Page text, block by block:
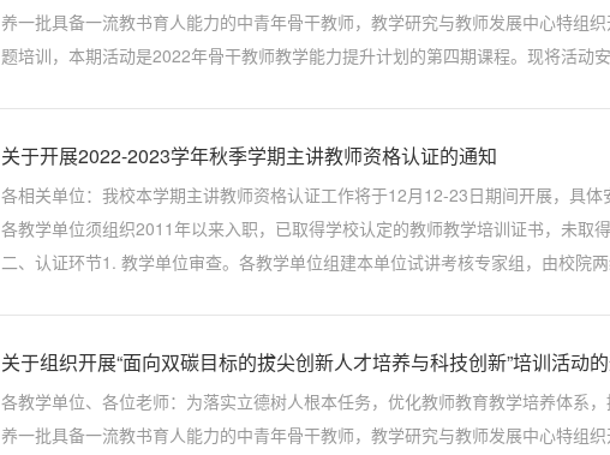
养一批具备一流教书育人能力的中青年骨干教师，教学研究与教师发展中心特组
题培训，本期活动是2022年骨干教师教学能力提升计划的第四期课程。现将活动
关于开展2022-2023学年秋季学期主讲教师资格认证的通知
各相关单位：我校本学期主讲教师资格认证工作将于12月12-23日期间开展，具
各教学单位须组织2011年以来入职，已取得学校认定的教师教学培训证书，未取
二、认证环节1. 教学单位审查。各教学单位组建本单位试讲考核专家组，由校院
关于组织开展“面向双碳目标的拔尖创新人才培养与科技创新”培训活动
各教学单位、各位老师：为落实立德树人根本任务，优化教师教育教学培养体系
养一批具备一流教书育人能力的中青年骨干教师，教学研究与教师发展中心特组